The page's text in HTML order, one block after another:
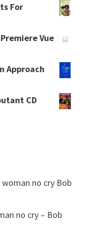
For
Vue
Approach
CD
no cry Bob
no cry – Bob